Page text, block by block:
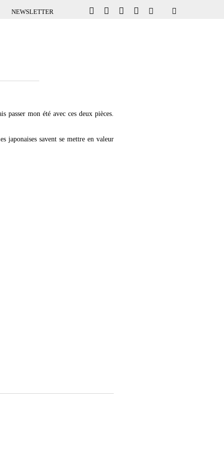
NEWSLETTER
passer mon été avec ces deux pièces.
japonaises savent se mettre en valeur